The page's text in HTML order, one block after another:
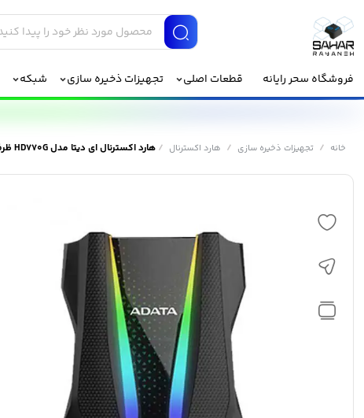
فروشگاه سحر رایانه قطعات اصلی تجهیزات ذخیره سازی شبکه
خانه / تجهیزات ذخیره سازی / هارد اکسترنال /هارد اکسترنال ای دیتا مدل HD770G ظرفیت 1 ترابایت